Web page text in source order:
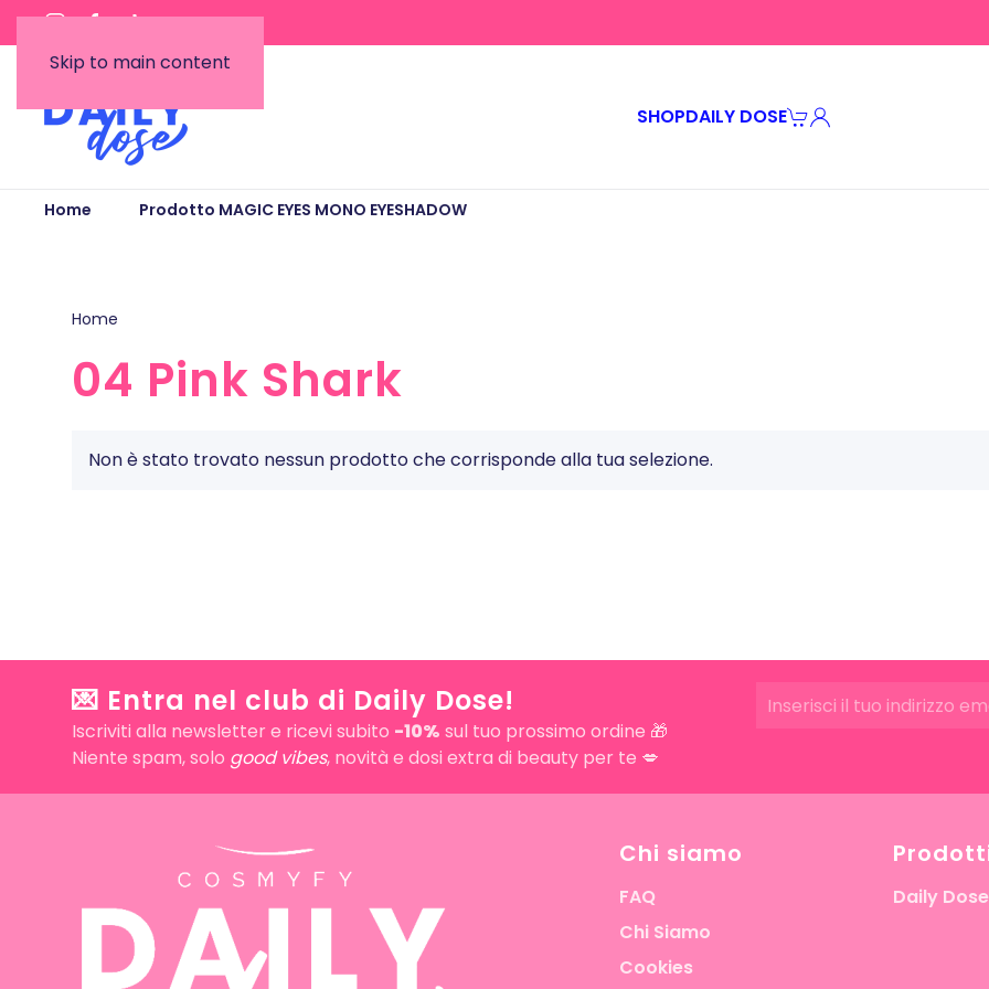
Skip to main content
SHOPDAILY DOSE
Home Prodotto MAGIC EYES MONO EYESHADOW
Home
04 Pink Shark
Non è stato trovato nessun prodotto che corrisponde alla tua selezione.
💌 Entra nel club di Daily Dose!
Iscriviti alla newsletter e ricevi subito -10% sul tuo prossimo ordine 🎁
Niente spam, solo good vibes, novità e dosi extra di beauty per te 💋
Chi siamo
FAQ
Chi Siamo
Cookies
Daily Dose
il10% di sconto
Iscriviti